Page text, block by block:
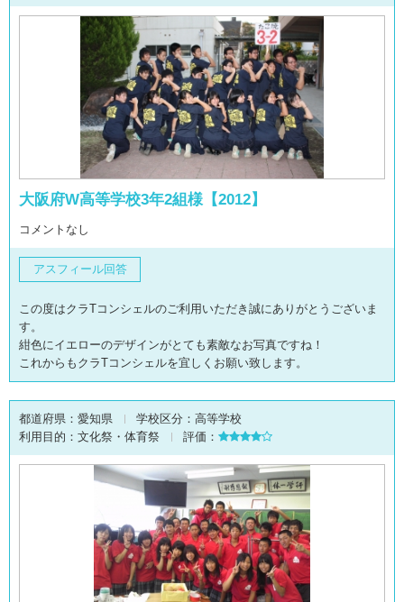
大阪府W高等学校3年2組様【2012】
コメントなし
アスフィール回答
この度はクラTコンシェルのご利用いただき誠にありがとうございま
す。
紺色にイエローのデザインがとても素敵なお写真ですね！
これからもクラTコンシェルを宜しくお願い致します。
都道府県： 愛知県 学校区分： 高等学校
利用目的： 文化祭・体育祭 評価：